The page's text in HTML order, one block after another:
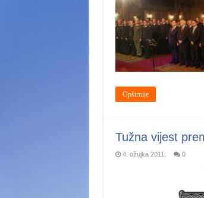
Opširnije
Tužna vijest
4. ožujka 2011. 0